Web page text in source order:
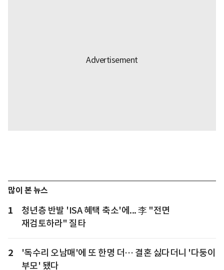
많이 본 뉴스
1
청년층 반발 'ISA 혜택 축소'에... 李 "전면
재검토하라" 질타
2
'독수리 오남매'에 또 한명 더… 결혼 싫다더니 '다둥이
부모' 됐다